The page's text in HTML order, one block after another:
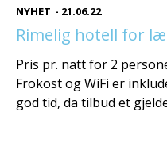
NYHET - 21.06.22
Rimelig hotell for
Pris pr. natt for 2
Frokost og WiFi er
god tid, da tilbud et